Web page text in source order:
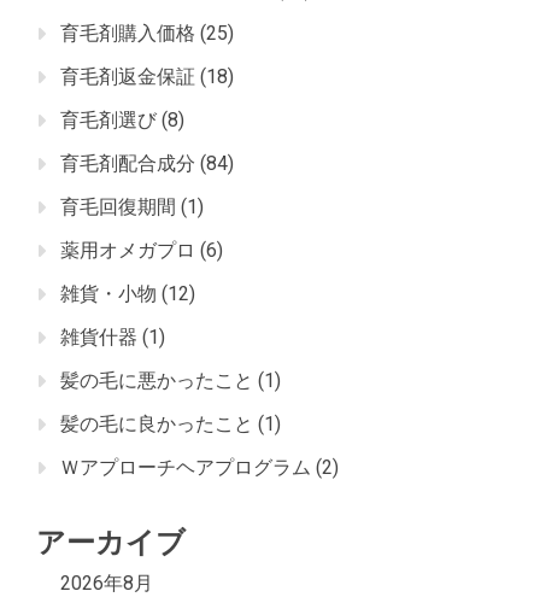
育毛剤購入価格 (25)
育毛剤返金保証 (18)
育毛剤選び (8)
育毛剤配合成分 (84)
育毛回復期間 (1)
薬用オメガプロ (6)
雑貨・小物 (12)
雑貨什器 (1)
髪の毛に悪かったこと (1)
髪の毛に良かったこと (1)
Ｗアプローチヘアプログラム (2)
アーカイブ
2026年8月